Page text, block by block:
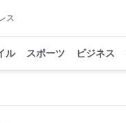
ス
ル スポーツ ビジネス